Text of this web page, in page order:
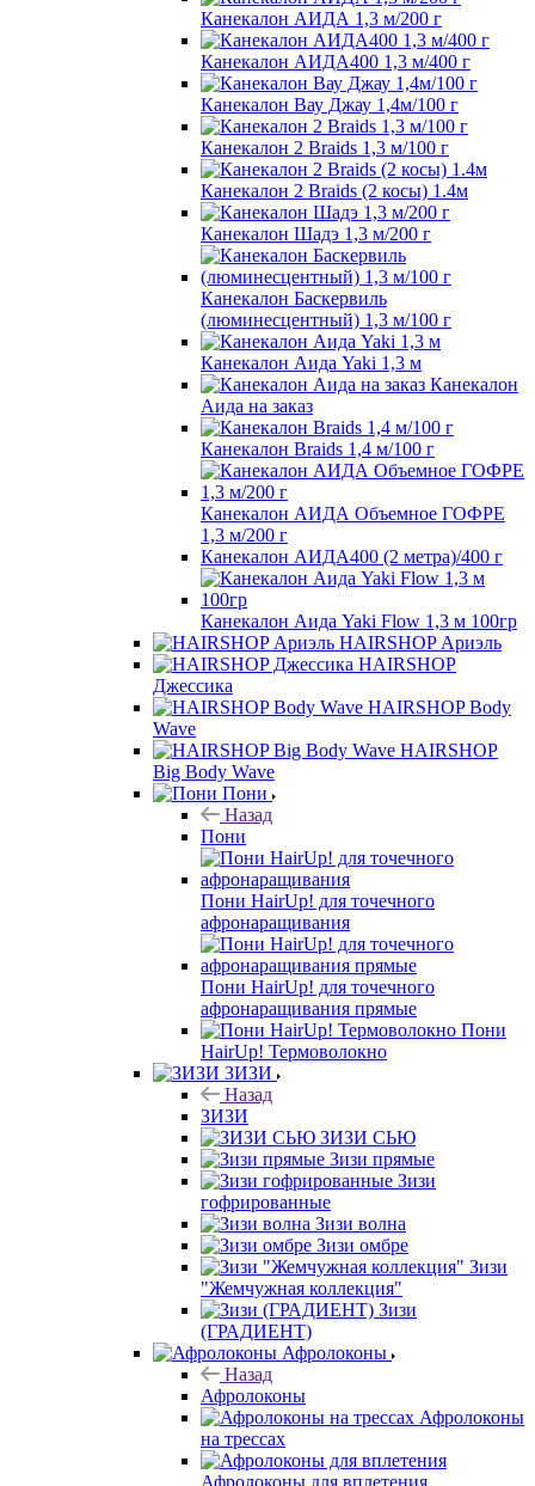
Канекалон АИДА 1,3 м/200 г
Канекалон АИДА400 1,3 м/400 г
Канекалон Вау Джау 1,4м/100 г
Канекалон 2 Braids 1,3 м/100 г
Канекалон 2 Braids (2 косы) 1.4м
Канекалон Шадэ 1,3 м/200 г
Канекалон Баскервиль
(люминесцентный) 1,3 м/100 г
Канекалон Аида Yaki 1,3 м
Канекалон
Аида на заказ
Канекалон Braids 1,4 м/100 г
Канекалон АИДА Объемное ГОФРЕ
1,3 м/200 г
Канекалон АИДА400 (2 метра)/400 г
Канекалон Аида Yaki Flow 1,3 м 100гр
HAIRSHOP Ариэль
HAIRSHOP
Джессика
HAIRSHOP Body
Wave
HAIRSHOP
Big Body Wave
Пони
Назад
Пони
Пони HairUp! для точечного
афронаращивания
Пони HairUp! для точечного
афронаращивания прямые
Пони
HairUp! Термоволокно
ЗИЗИ
Назад
ЗИЗИ
ЗИЗИ СЬЮ
Зизи прямые
Зизи
гофрированные
Зизи волна
Зизи омбре
Зизи
"Жемчужная коллекция"
Зизи
(ГРАДИЕНТ)
Афролоконы
Назад
Афролоконы
Афролоконы
на трессах
Афролоконы для вплетения